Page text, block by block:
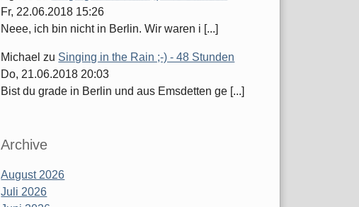
Fr, 22.06.2018 15:26
Neee, ich bin nicht in Berlin. Wir waren i [...]
Michael zu Singing in the Rain ;-) - 48 Stunden
Do, 21.06.2018 20:03
Bist du grade in Berlin und aus Emsdetten ge [...]
Archive
August 2026
Juli 2026